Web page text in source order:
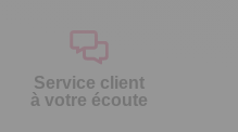
Service client
à votre écoute